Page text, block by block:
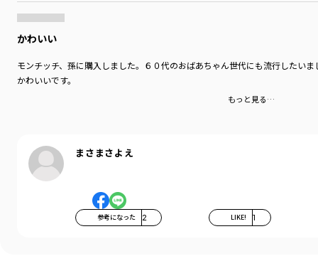
かわいい
モンチッチ、孫に購入しました。６０代のおばあちゃん世代にも流行したいま
かわいいです。
もっと見る…
まさまさよえ
参考になった 2 LIKE! 1
着用イメージ/カラー：オフホワイト
モデル：身長98.0cm 体重13kg
サイズ：サイズ110
ブランド ／branshes
シーズン
／
商品番号
12-6506-250